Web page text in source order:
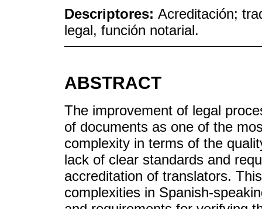
Descriptores: Acreditación;
legal, función notarial.
ABSTRACT
The improvement of legal
of documents as one of the
complexity in terms of the
lack of clear standards and
accreditation of translators.
complexities in Spanish-